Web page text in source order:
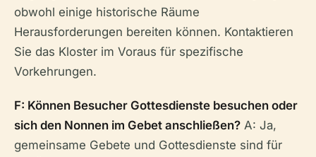
obwohl einige historische Räume
Herausforderungen bereiten können. Kontaktieren
Sie das Kloster im Voraus für spezifische
Vorkehrungen.
F: Können Besucher Gottesdienste besuchen oder
sich den Nonnen im Gebet anschließen? A: Ja,
gemeinsame Gebete und Gottesdienste sind für